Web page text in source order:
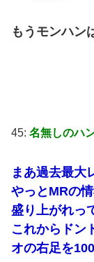
もうモンハン
45: 名無しのハ
まあ過去最大
やっとMRの
盛り上がれっ
これからドン
オの右足を